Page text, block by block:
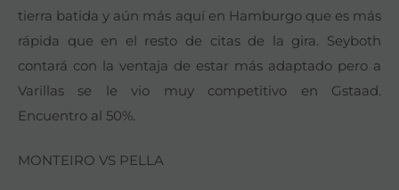
tierra batida y aún más aquí en Hamburgo que es más
rápida que en el resto de citas de la gira. Seyboth
contará con la ventaja de estar más adaptado pero a
Varillas se le vio muy competitivo en Gstaad.
Encuentro al 50%.
MONTEIRO VS PELLA